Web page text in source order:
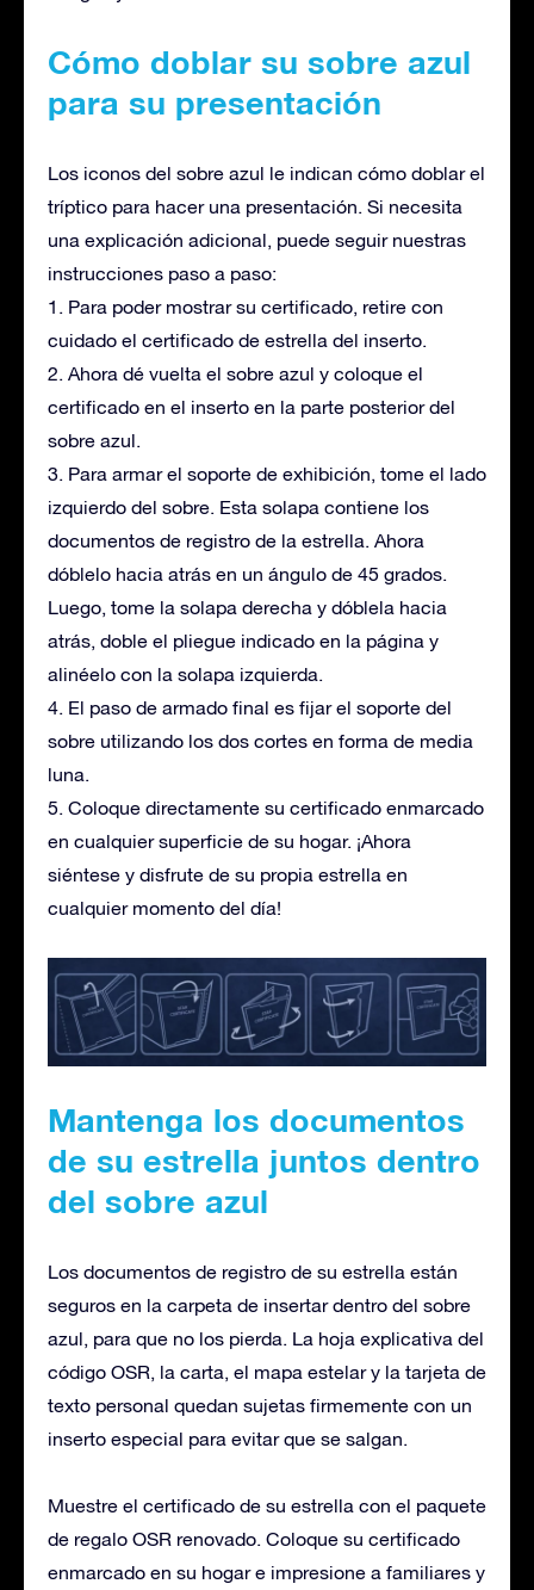
Cómo doblar su sobre azul
para su presentación
Los iconos del sobre azul le indican cómo doblar el
tríptico para hacer una presentación. Si necesita
una explicación adicional, puede seguir nuestras
instrucciones paso a paso:
1. Para poder mostrar su certificado, retire con
cuidado el certificado de estrella del inserto.
2. Ahora dé vuelta el sobre azul y coloque el
certificado en el inserto en la parte posterior del
sobre azul.
3. Para armar el soporte de exhibición, tome el lado
izquierdo del sobre. Esta solapa contiene los
documentos de registro de la estrella. Ahora
dóblelo hacia atrás en un ángulo de 45 grados.
Luego, tome la solapa derecha y dóblela hacia
atrás, doble el pliegue indicado en la página y
alinéelo con la solapa izquierda.
4. El paso de armado final es fijar el soporte del
sobre utilizando los dos cortes en forma de media
luna.
5. Coloque directamente su certificado enmarcado
en cualquier superficie de su hogar. ¡Ahora
siéntese y disfrute de su propia estrella en
cualquier momento del día!
Mantenga los documentos
de su estrella juntos dentro
del sobre azul
Los documentos de registro de su estrella están
seguros en la carpeta de insertar dentro del sobre
azul, para que no los pierda. La hoja explicativa del
código OSR, la carta, el mapa estelar y la tarjeta de
texto personal quedan sujetas firmemente con un
inserto especial para evitar que se salgan.
Muestre el certificado de su estrella con el paquete
de regalo OSR renovado. Coloque su certificado
enmarcado en su hogar e impresione a familiares y